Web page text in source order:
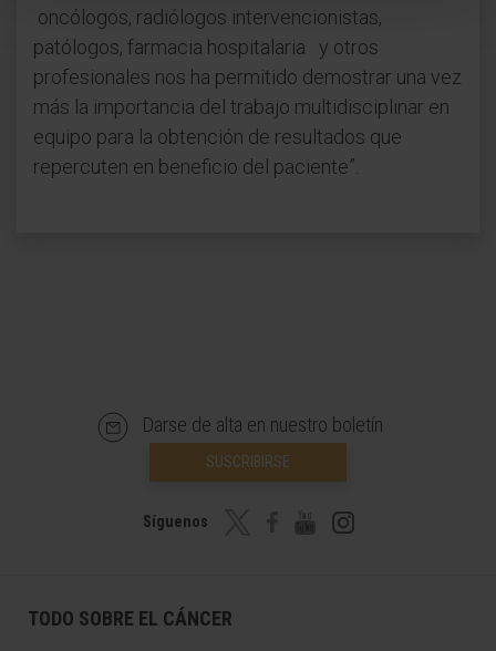
oncólogos, radiólogos intervencionistas,
patólogos, farmacia hospitalaria y otros
profesionales nos ha permitido demostrar una vez
más la importancia del trabajo multidisciplinar en
equipo para la obtención de resultados que
repercuten en beneficio del paciente”.
Darse de alta en nuestro boletín
SUSCRIBIRSE
Síguenos
TODO SOBRE EL CÁNCER